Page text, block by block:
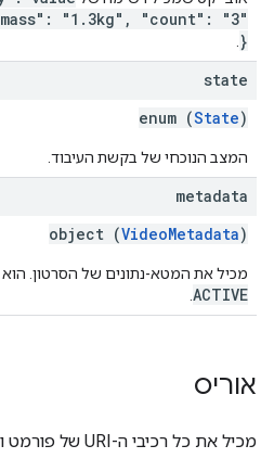
"1.3kg", "count": "3"
}
state
enum (State)
המצב הנוכחי של בקשת העיבוד.
metadata
object (VideoMetadata)
מכיל את המטא-נתונים של הסרטון.
ACTIVE
אוריס
מכיל את כל רכיבי ה-URI של פורמט וידאו נתון.